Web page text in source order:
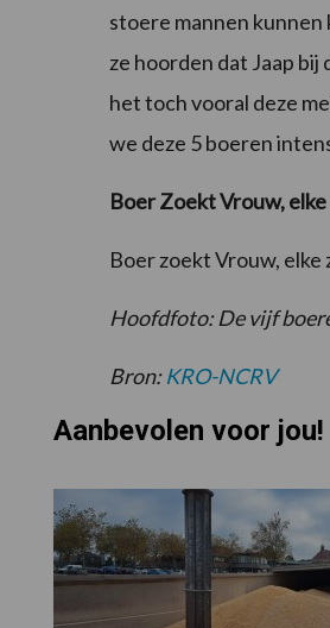
stoere mannen kunnen
ze hoorden dat Jaap
het toch vooral deze
we deze 5 boeren
Boer Zoekt Vrouw,
Boer zoekt Vrouw, elke
Hoofdfoto: De vijf
Bron:KRO-NCRV
Aanbevolen voor jou!